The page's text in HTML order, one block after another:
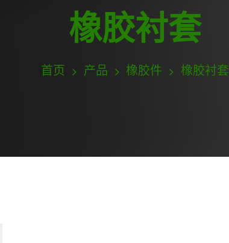
橡胶衬套
首页 产品 橡胶件 橡胶衬套